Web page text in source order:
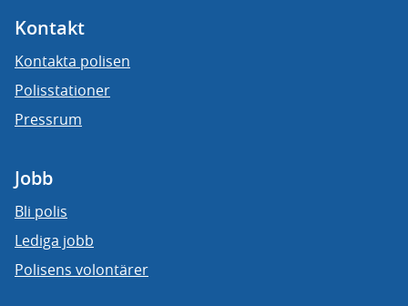
Kontakt
Kontakta polisen
Polisstationer
Pressrum
Jobb
Bli polis
Lediga jobb
Polisens volontärer